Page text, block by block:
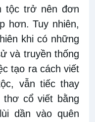
tộc trở nên đơn
hơn. Tuy nhiên,
khi có những
và truyền thống
tạo ra cách viết
vẫn tiếc thay
thơ cổ viết bằng
dần vào quên